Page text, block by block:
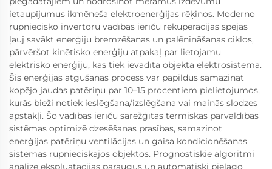
ietaupījumus ikmēneša elektroenerģijas rēķinos. Moderno
rūpniecisko invertoru vadības ierīču rekuperācijas spējas
ļauj savākt enerģiju bremzēšanas un palēnināšanas ciklos,
pārvēršot kinētisko enerģiju atpakaļ par lietojamu
elektrisko enerģiju, kas tiek ievadīta objekta elektrosistēmā.
Šis enerģijas atgūšanas process var papildus samazināt
kopējo jaudas patēriņu par 10–15 procentiem pielietojumos,
kurās bieži notiek ieslēgšana/izslēgšana vai mainās slodzes
apstākļi. Šo vadības ierīču sarežģītās termiskās pārvaldības
sistēmas optimizē dzesēšanas prasības, samazinot
enerģijas patēriņu ventilācijas un gaisa kondicionēšanas
sistēmās rūpnieciskajos objektos. Prognostiskie algoritmi
analizē ekspluatācijas paraugus un automātiski pielāgo